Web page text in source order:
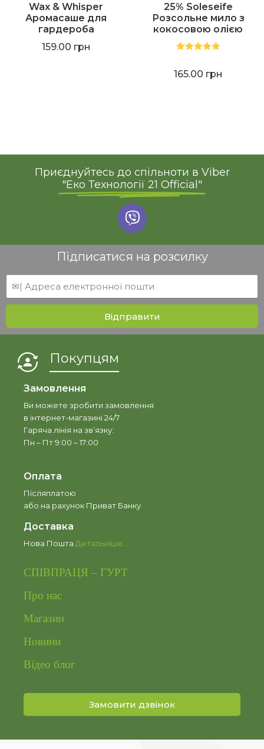
Wax & Whisper
Аромасаше для
гардероба
159.00 грн
25% Soleseife
Розсольне мило з
кокосовою олією
5.00з 5
165.00 грн
Приєднуйтесь до спільноти в Viber
"Еко Технології 21 Official"
Підписатися на розсилку
Відправити
Покупцям
Замовлення
Ви можете зробити замовлення
в інтернет-магазині 24/7
Гаряча лінія на зв’язку:
Пн – Пт 9:00 – 17:00
Оплата
Післяплатою
або на рахунок Приват Банку
Доставка
Нова Пошта Детальніше…
СПІВПРАЦЯ – ГУРТ
Про нас
Магазин
Новини
Відео блог
Замовити дзвінок